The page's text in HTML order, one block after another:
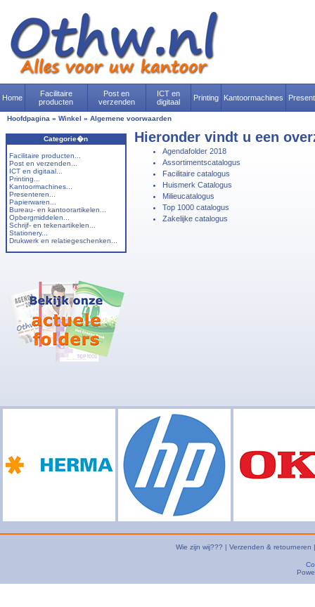
Home
Facilitaire
producten
Post en
verzenden
ICT en
digitaal
Printing Kantoormachines
Hoofdpagina » Winkel » Algemene voorwaarden
Categorie�n
Facilitaire producten...
Post en verzenden...
ICT en digitaal...
Printing...
Kantoormachines...
Presenteren...
Papierwaren...
Bureau- en kantoorartikelen...
Opbergmiddelen...
Schrijf- en tekenartikelen...
Stationery...
Drukwerk en relatiegeschenken...
Hieronder vindt u een
Agendafolder 2018
Assortimentscatalogus
Facilitaire catalogus
Huismerk Catalogus
Milieucatalogus
Top 1000 catalogus
Zakelijke catalogus
Wie zijn wij??? | Verzenden & retourneren